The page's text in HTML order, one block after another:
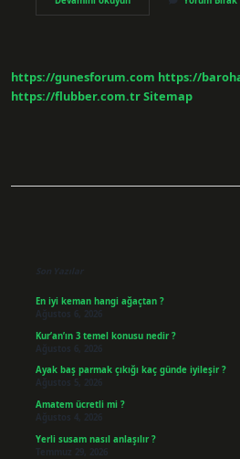
Için
https://gunesforum.com https://
https://flubber.com.trSitemap
Son Yazılar
En iyi keman hangi ağaçtan ?
Ağustos 6, 2026
Kur’an’ın 3 temel konusu nedir ?
Ağustos 6, 2026
Ayak baş parmak çıkığı kaç günde iyileşir ?
Ağustos 5, 2026
Amatem ücretli mi ?
Ağustos 4, 2026
Yerli susam nasıl anlaşılır ?
Temmuz 29, 2026